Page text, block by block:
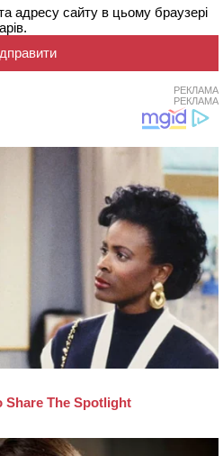
адресу сайту в цьому браузері
РЕКЛАМА
РЕКЛАМА